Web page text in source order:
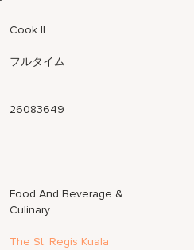
Cook II
フルタイム
26083649
Food And Beverage &
Culinary
The St. Regis Kuala